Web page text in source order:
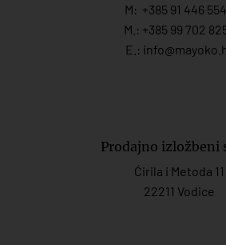
M: +385 91 446 554
M.: +385 99 702
E.: info@mayoko.
Prodajno izložbeni
Ćirila i Metoda 11
22211 Vodice